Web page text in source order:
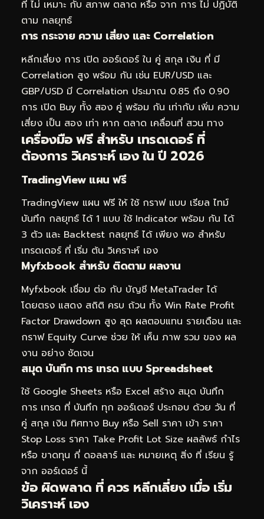
ที่ ไม่ เหมาะ กับ สภาพ ตลาด หรือ จาก การ ไม่ ปฏิบัติ
ตาม กลยุทธ์
การ กระจาย ความ เสี่ยง และ Correlation
หลีกเลี่ยง การ เปิด ออร์เดอร์ ใน คู่ สกุล เงิน ที่ มี
Correlation สูง พร้อม กัน เช่น EUR/USD และ
GBP/USD มี Correlation ประมาณ 0.85 ถึง 0.90
การ เปิด Buy ทั้ง สอง คู่ พร้อม กัน เท่ากับ เพิ่ม ความ
เสี่ยง เป็น สอง เท่า หาก ตลาด เคลื่อนที่ สวน ทาง
เครื่องมือ ฟรี สำหรับ เทรดเดอร์ ที่
ต้องการ วิเคราะห์ เอง ใน ปี 2026
TradingView แผน ฟรี
TradingView แผน ฟรี ให้ ใช้ กราฟ แบบ เรียล ไทม์
บันทึก กลยุทธ์ ได้ 1 แบบ ใช้ Indicator พร้อม กัน ได้
3 ตัว และ Backtest กลยุทธ์ ได้ เพียง พอ สำหรับ
เทรดเดอร์ ที่ เริ่ม ต้น วิเคราะห์ เอง
Myfxbook สำหรับ ติดตาม ผลงาน
Myfxbook เชื่อม ต่อ กับ บัญชี MetaTrader ได้
โดยตรง แสดง สถิติ ครบ ถ้วน ทั้ง Win Rate Profit
Factor Drawdown สูง สุด ผลตอบแทน รายเดือน และ
กราฟ Equity Curve ช่วย ให้ เห็น ภาพ รวม ของ ผล
งาน อย่าง ชัดเจน
สมุด บันทึก การ เทรด แบบ Spreadsheet
ใช้ Google Sheets หรือ Excel สร้าง สมุด บันทึก
การ เทรด ที่ บันทึก ทุก ออร์เดอร์ ประกอบ ด้วย วัน ที่
คู่ สกุล เงิน ทิศทาง Buy หรือ Sell ราคา เข้า ราคา
Stop Loss ราคา Take Profit Lot Size ผลลัพธ์ กำไร
หรือ ขาดทุน กี่ ดอลลาร์ และ หมายเหตุ สิ่ง ที่ เรียน รู้
จาก ออร์เดอร์ นี้
ข้อ ผิดพลาด ที่ ควร หลีกเลี่ยง เมื่อ เริ่ม
วิเคราะห์ เอง